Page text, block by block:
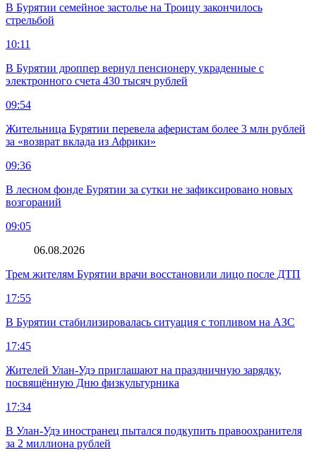
В Бурятии семейное застолье на Троицу закончилось
стрельбой
10:11
В Бурятии дроппер вернул пенсионеру украденные с
электронного счета 430 тысяч рублей
09:54
Жительница Бурятии перевела аферистам более 3 млн рублей
за «возврат вклада из Африки»
09:36
В лесном фонде Бурятии за сутки не зафиксировано новых
возгораний
09:05
06.08.2026
Трем жителям Бурятии врачи восстановили лицо после ДТП
17:55
В Бурятии стабилизировалась ситуация с топливом на АЗС
17:45
Жителей Улан-Удэ приглашают на праздничную зарядку,
посвящённую Дню физкультурника
17:34
В Улан-Удэ иностранец пытался подкупить правоохранителя
за 2 миллиона рублей